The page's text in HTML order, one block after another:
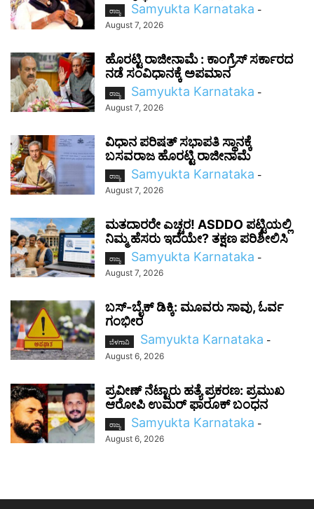
ರಾಜ್ಯ Samyukta Karnataka -
August 7, 2026
ಹೊರಟ್ಟಿ ರಾಜೀನಾಮೆ : ಕಾಂಗ್ರೆಸ್ ಸರ್ಕಾರದ
ನಡೆ ಸಂವಿಧಾನಕ್ಕೆ ಅಪಮಾನ
ರಾಜ್ಯ Samyukta Karnataka -
August 7, 2026
ವಿಧಾನ ಪರಿಷತ್ ಸಭಾಪತಿ ಸ್ಥಾನಕ್ಕೆ
ಬಸವರಾಜ ಹೊರಟ್ಟಿ ರಾಜೀನಾಮೆ
ರಾಜ್ಯ Samyukta Karnataka -
August 7, 2026
ಮತದಾರರೇ ಎಚ್ಚರ! ASDDO ಪಟ್ಟಿಯಲ್ಲಿ
ನಿಮ್ಮ ಹೆಸರು ಇದೆಯೇ? ತಕ್ಷಣ ಪರಿಶೀಲಿಸಿ
ರಾಜ್ಯ Samyukta Karnataka -
August 7, 2026
ಬಸ್-ಬೈಕ್ ಡಿಕ್ಕಿ: ಮೂವರು ಸಾವು, ಓರ್ವ
ಗಂಭೀರ
ಬೆಳಗಾವಿ Samyukta Karnataka -
August 6, 2026
ಪ್ರವೀಣ್ ನೆಟ್ಟಾರು ಹತ್ಯೆ ಪ್ರಕರಣ: ಪ್ರಮುಖ
ಆರೋಪಿ ಉಮರ್ ಫಾರೂಕ್ ಬಂಧನ
ರಾಜ್ಯ Samyukta Karnataka -
August 6, 2026